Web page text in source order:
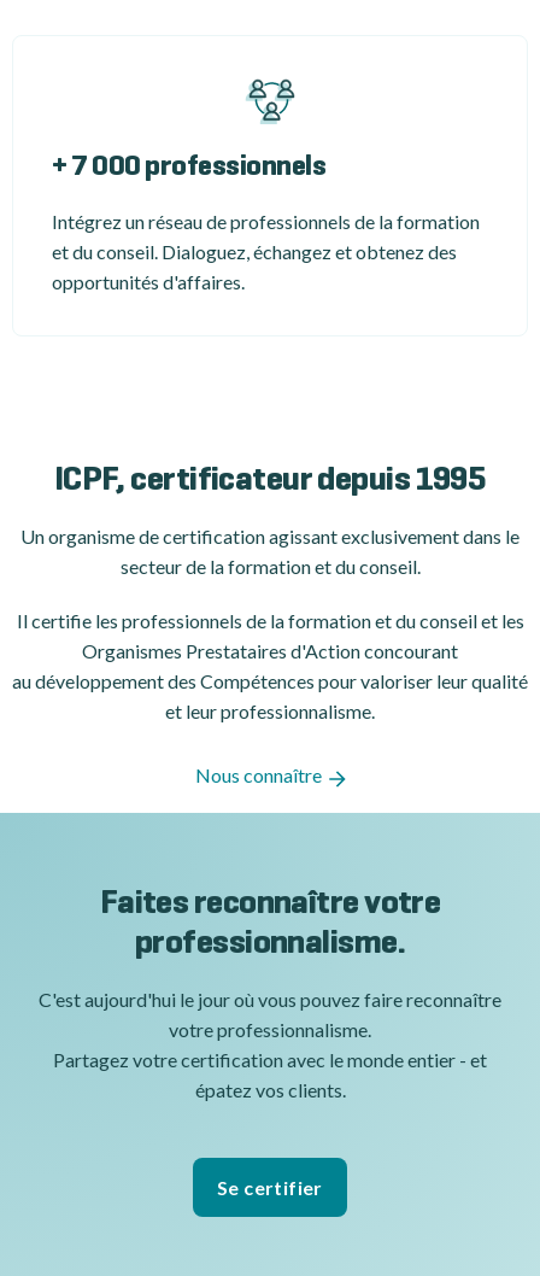
+ 7 000 professionnels
Intégrez un réseau de professionnels de la formation
et du conseil. Dialoguez, échangez et obtenez des
opportunités d'affaires.
ICPF, certificateur depuis 1995
Un organisme de certificationagissant exclusivement dans le
secteur de la formation et du conseil.
Il certifie les professionnels de la formation et du conseil et les
Organismes Prestataires d'Action concourant
au développement des Compétences pour valoriser leur qualité
et leur professionnalisme.
Nous connaître
Faites reconnaître votre
professionnalisme.
C'est aujourd'hui le jour où vous pouvez faire reconnaître
votre professionnalisme.
Partagez votre certification avec le monde entier - et
épatez vos clients.
Se certifier